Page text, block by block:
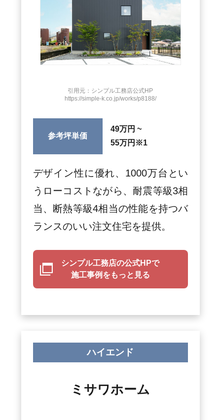
引用元：シンプル工務店公式HP
https://simple-k.co.jp/works/p8188/
参考坪単価
49万円 ~
55万円 ※1
デザイン性に優れ、1000万台とい
うローコストながら、耐震等級3相
当、断熱等級4相当の性能を持つバ
ランスのいい注文住宅を提供。
シンプル工務店の公式HPで
施工事例をもっと見る
ハイエンド
ミサワホーム